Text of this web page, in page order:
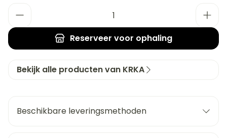
Reserveer voor ophaling
Bekijk alle producten van KRKA
Beschikbare leveringsmethoden